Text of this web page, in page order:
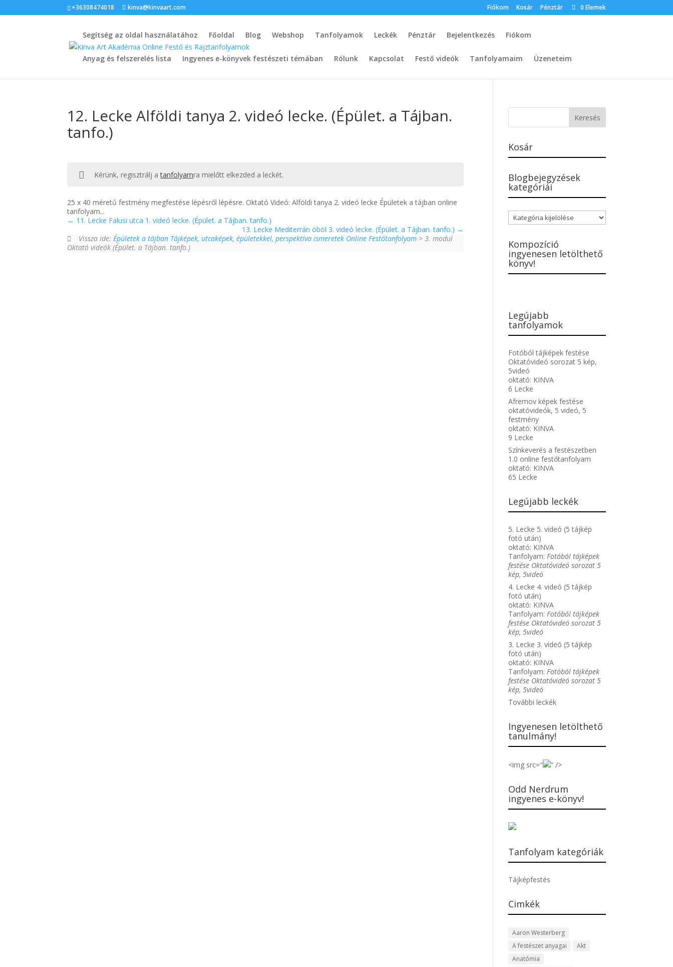
+36308474018 kinva@kinvaart.com Fiókom Kosár Pénztár 0 Elemek
Segítség az oldal használatához Főoldal Blog Webshop Tanfolyamok Leckék Pénztár Bejelentkezés Fiókom
Anyag és felszerelés lista Ingyenes e-könyvek festészeti témában Rólunk Kapcsolat Festő videók Tanfolyamaim Üzeneteim
12. Lecke Alföldi tanya 2. videó lecke. (Épület. a Tájban.
tanfo.)
Kérünk, regisztrálj atanfolyamra mielőtt elkezded a leckét.
25 x 40 méretű festmény megfestése lépésről lépésre. Oktató Videó: Alföldi tanya 2. videó lecke Épületek a tájban online
tanfolyam...
11. Lecke Falusi utca 1. videó lecke. (Épület. a Tájban. tanfo.)
13. Lecke Mediterrán öböl 3. videó lecke. (Épület. a Tájban. tanfo.)
Vissza ide: Épületek a tájban Tájképek, utcaképek, épületekkel, perspektíva ismeretek Online Festőtanfolyam > 3. modul
Oktató videók (Épület. a Tájban. tanfo.)
Kosár
Blogbejegyzések
kategóriái
Blogbejegyzések
kategóriái
Kompozíció
ingyenesen letölthető
könyv!
Legújabb
tanfolyamok
Fotóból tájképek festése
Oktatóvideó sorozat 5 kép,
5videó
oktató: KINVA
6 Lecke
Afremov képek festése
oktatóvideók, 5 videó, 5
festmény
oktató: KINVA
9 Lecke
Színkeverés a festészetben
1.0 online festőtanfolyam
oktató: KINVA
65 Lecke
Legújabb leckék
5. Lecke 5. videó (5 tájkép
fotó után)
oktató: KINVA
Tanfolyam:Fotóból tájképek
festése Oktatóvideó sorozat 5
kép, 5videó
4. Lecke 4. videó (5 tájkép
fotó után)
oktató: KINVA
Tanfolyam:Fotóból tájképek
festése Oktatóvideó sorozat 5
kép, 5videó
3. Lecke 3. videó (5 tájkép
fotó után)
oktató: KINVA
Tanfolyam:Fotóból tájképek
festése Oktatóvideó sorozat 5
kép, 5videó
További leckék
Ingyenesen letölthető
tanulmány!
<img src=" ” />
Odd Nerdrum
ingyenes e-könyv!
Tanfolyam kategóriák
Tájképfestés
Cimkék
Aaron Westerberg
A festészet anyagai
Akt
Anatómia